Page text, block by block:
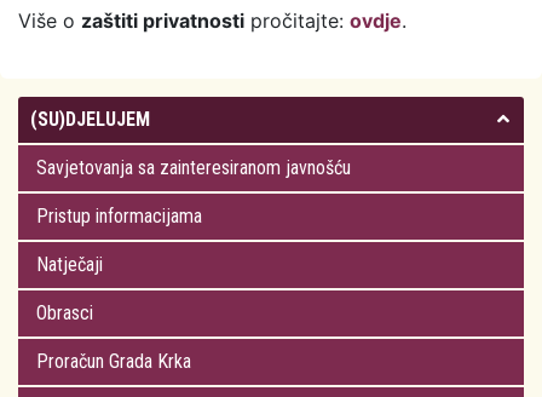
Više o zaštiti privatnosti pročitajte: ovdje.
(SU)DJELUJEM
Savjetovanja sa zainteresiranom javnošću
Pristup informacijama
Natječaji
Obrasci
Proračun Grada Krka